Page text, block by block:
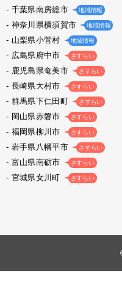
千葉県南房総市 地域情報
神奈川県横須賀市 地域情報
山梨県小菅村 地域情報
広島県府中市 さすらい
鹿児島県奄美市 さすらい
長崎県大村市 さすらい
群馬県下仁田町 さすらい
岡山県赤磐市 さすらい
福岡県柳川市 さすらい
岩手県八幡平市 さすらい
富山県南砺市 さすらい
宮城県女川町 さすらい